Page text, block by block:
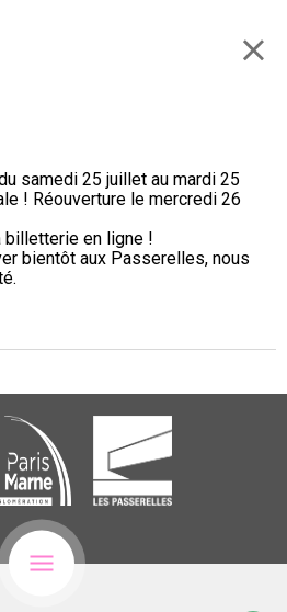
samedi 25 juillet au mardi 25
! Réouverture le mercredi 26
en ligne !
bientôt aux Passerelles, nous